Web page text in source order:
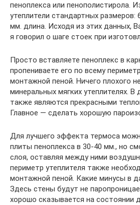
пеноплекса или пенополистирола.
утеплители стандартных размеров:
мм. длина. Исходя из этих данных,
я говорил о шаге стоек при
Просто вставляете пеноплекс в
пропениваете его по всему
монтажной пеной. Ничего плохого
минеральных мягких утеплителях. В
также являются прекрасными
Главное — сделать хорошую
Для лучшего эффекта термоса
плиты пеноплекса в 30-40 мм., но
слоя, оставляя между ними
периметр утеплителя также
монтажной пеной. Какие минусы в
Здесь стены будут не
хорошо сказывается на состоянии